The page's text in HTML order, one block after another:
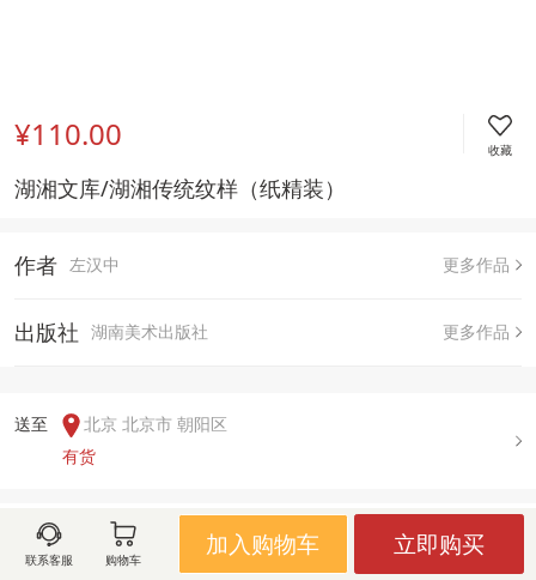
¥110.00 收藏
湖湘文库/湖湘传统纹样（纸精装）
作者 左汉中 更多作品
出版社 湖南美术出版社 更多作品
送至
北京 北京市 朝阳区
有货
用户评论(
联系客服 购物车
加入购物车 立即购买